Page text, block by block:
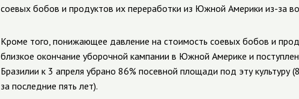
соевых бобов и продуктов их переработки из Южной Америки из-за
Кроме того, понижающее давление на стоимость соевых бобов и
близкое окончание уборочной кампании в Южной Америке и
Бразилии к 3 апреля убрано 86% посевной площади под эту культуру
за последние пять лет).